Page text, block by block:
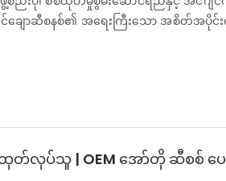
ချောဆီစနစ်၏ အရေးကြီးသော အစိတ်အပို
တ်လုပ်သူ | OEM အော်တို ဆီစစ် ပ